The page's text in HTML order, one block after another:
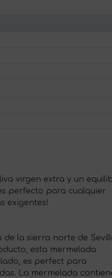
virgen extra y un
perfecto para cualquier
exigentes!
de la sierra norte de
esta mermelada
es perfect para
La mermelada